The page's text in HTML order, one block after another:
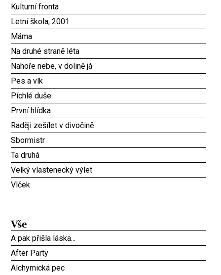
Kulturní fronta
Letní škola, 2001
Máma
Na druhé straně léta
Nahoře nebe, v dolině já
Pes a vlk
Píchlé duše
První hlídka
Raději zešílet v divočině
Sbormistr
Ta druhá
Velký vlastenecký výlet
Vlček
Vše
A pak přišla láska...
After Party
Alchymická pec